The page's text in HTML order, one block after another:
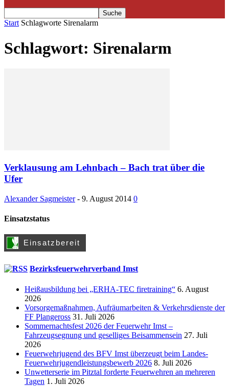
Start Schlagworte Sirenalarm
Schlagwort: Sirenalarm
Verklausung am Lehnbach – Bach trat über die
Ufer
Alexander Sagmeister - 9. August 2014 0
Einsatzstatus
Bezirksfeuerwehrverband Imst
Heißausbildung bei „ERHA-TEC firetraining“ 6. August
2026
Vorsorgemaßnahmen, Aufräumarbeiten & Verkehrsdienste der
FF Plangeross 31. Juli 2026
Sommernachtsfest 2026 der Feuerwehr Imst –
Fahrzeugsegnung und geselliges Beisammensein 27. Juli
2026
Feuerwehrjugend des BFV Imst überzeugt beim Landes-
Feuerwehrjugendleistungsbewerb 2026 8. Juli 2026
Unwetterserie im Pitztal forderte Feuerwehren an mehreren
Tagen 1. Juli 2026